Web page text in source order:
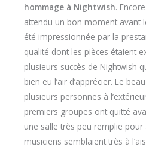
hommage à Nightwish.
attendu un bon moment avant
été impressionnée par la
qualité dont les pièces étaient
plusieurs succès de Nightwish
bien eu l’air d’apprécier. Le
plusieurs personnes à
premiers groupes ont quitté
une salle très peu remplie pour
musiciens semblaient très à